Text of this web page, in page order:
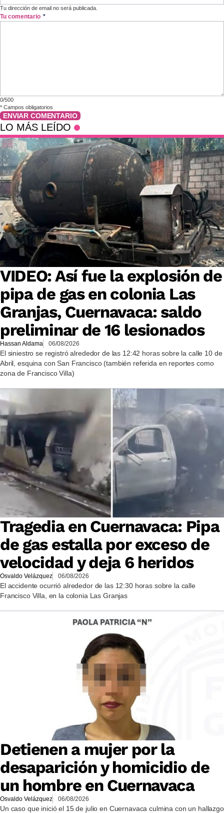
Tu dirección de email no será publicada.
Tu comentario *
0/500
* Campos obligatorios
ENVIAR COMENTARIO
LO MÁS LEÍDO
VIDEO: Así fue la explosión de
pipa de gas en colonia Las
Granjas, Cuernavaca: saldo
preliminar de 16 lesionados
Hassan Aldama 06/08/2026
El siniestro se registró alrededor de las 12:42 horas sobre la calle 10 de
Abril, esquina con San Francisco (también referida en reportes como
zona de Francisco Villa)
Tragedia en Cuernavaca: Pipa
de gas estalla por exceso de
velocidad y deja 6 heridos
Osvaldo Velázquez 06/08/2026
El accidente ocurrió alrededor de las 12:30 horas sobre la calle
Francisco Villa, en la colonia Las Granjas
Detienen a mujer por la
desaparición y homicidio de
un hombre en Cuernavaca
Osvaldo Velázquez 06/08/2026
Un caso que inició el 15 de julio en Cuernavaca culmina con un hallazgo